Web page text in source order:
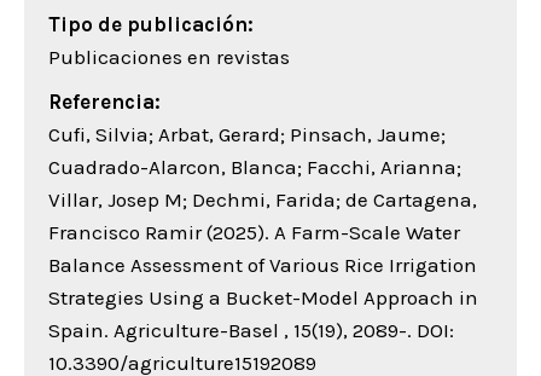
Tipo de publicación:
Publicaciones en revistas
Referencia:
Cufi, Silvia; Arbat, Gerard; Pinsach, Jaume;
Cuadrado-Alarcon, Blanca; Facchi, Arianna;
Villar, Josep M; Dechmi, Farida; de Cartagena,
Francisco Ramir (2025). A Farm-Scale Water
Balance Assessment of Various Rice Irrigation
Strategies Using a Bucket-Model Approach in
Spain. Agriculture-Basel , 15(19), 2089-. DOI:
10.3390/agriculture15192089